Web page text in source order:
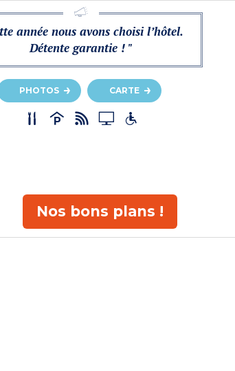
année nous avons choisi l’hôtel.
Détente garantie ! "
PHOTOS CARTE
Nos bons plans !